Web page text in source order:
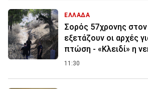
ΕΛΛΑΔΑ
Σορός 57χρονης
εξετάζουν οι αρχές
πτώση - «Κλειδί» η
11:30